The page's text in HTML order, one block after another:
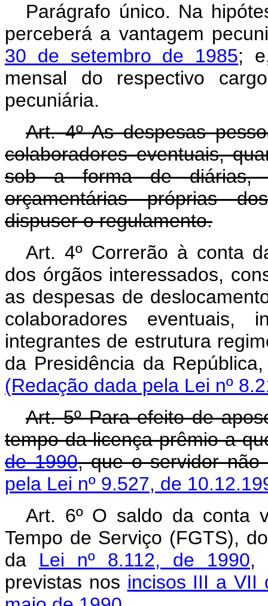
Parágrafo único. Na
perceberá a vantagem
30 de setembro de 1985;
mensal do respectivo
pecuniária.
Art. 4º As despesas
colaboradores eventuais,
sob a forma de diárias,
orçamentárias próprias
dispuser o regulamento.
Art. 4º Correrão à conta
dos órgãos interessados,
as despesas de
colaboradores eventuais,
integrantes de estrutura
da Presidência da
(Redação dada pela Lei nº
Art. 5º Para efeito de
tempo da licença-prêmio a
de 1990, que o servidor não
pela Lei nº 9.527, de
Art. 6º O saldo da conta
Tempo de Serviço (FGTS),
da Lei nº 8.112, de 1990,
previstas nos incisos III a VII